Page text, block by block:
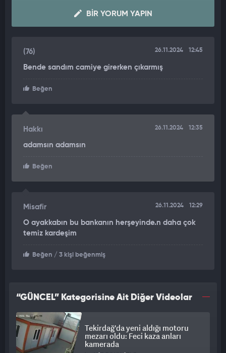
BIR YORUM YAPIN
(76) 26.11.2024 12:45
Bende sandım camiye girerken çıkarmış
Beğen
Hakkı 26.11.2024 12:35
adamsın adamsın
Beğen
Misafir 26.11.2024 12:29
O ayakkabın bu bankanın herşeyinde.n daha çok
temiz kardeşim
Beğen / 3 kişi beğenmiş
“GÜNCEL” Kategorisine Ait Diğer Videolar
Tekirdağ'da yeni aldığı motoru
mezarı oldu: Feci kaza anları
kamerada